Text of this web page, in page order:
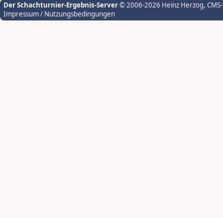
Der Schachturnier-Ergebnis-Server© 2006-2026 Heinz Herzog,
Impressum / Nutzungsbedingungen